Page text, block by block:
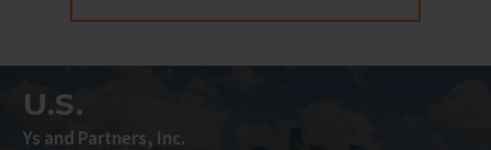
U.S.
Ys and Partners, Inc.